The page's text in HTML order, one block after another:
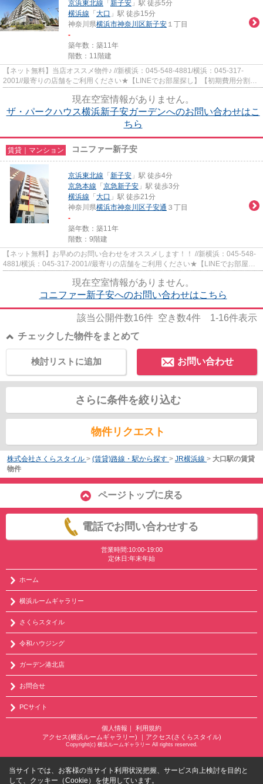
京浜東北線 「 新子安 」駅 徒歩5分
横浜線 「 大口 」駅 徒歩15分
神奈川県横浜市神奈川区新子安 １丁目
-
築年数：築11年
階数：11階建
【ネット無料】当店オススメ物件♪ //新横浜：045-548-4881/横浜：045-317-
2001//最寄りの店舗をご利用ください★【LINEでお部屋探し】【初期費用分割払
現在空室情報がありません。
ザ・パークハウス横浜新子安ガーデンへのお問い合わせはこ
ちら
賃貸｜マンション コニファー新子安
京浜東北線 「 新子安 」駅 徒歩4分
京急本線 「 京急新子安 」駅 徒歩3分
横浜線 「 大口 」駅 徒歩21分
神奈川県横浜市神奈川区子安通 ３丁目
-
築年数：築11年
階数：9階建
【ネット無料】お早めのお問い合わせをオススメします！！ //新横浜：045-548-
4881/横浜：045-317-2001//最寄りの店舗をご利用ください★【LINEでお部屋探
現在空室情報がありません。
コニファー新子安へのお問い合わせはこちら
該当公開件数16件 空き数4件 1-16件表示
チェックした物件をまとめて
お問い合わせ
検討リストに追加
さらに条件を絞り込む
物件リクエスト
株式会社さくらスタイル > (賃貸)路線・駅から探す > JR横浜線 > 大口駅の賃貸
物件
ページトップに戻る
電話でお問い合わせする
営業時間:10:00-19:00
定休日:年末年始
ホーム
横浜ルームギャラリー
さくらスタイル
令和ハウジング
ガーデン港北店
お問合せ
PCサイト
個人情報 ｜ 利用規約
アクセス(横浜ルームギャラリー) ｜ アクセス(さくらスタイル)
Copyright(c) 横浜ルームギャラリー All rights reserved.
当サイトでは、お客様の当サイト利用状況把握、サービス向上検討を目的と
して、クッキー（Cookie）を使用しています。